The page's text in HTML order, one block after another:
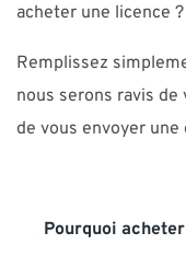
acheter une licence ?
Remplissez
nous serons ravis
de vous envoyer
Pourquoi